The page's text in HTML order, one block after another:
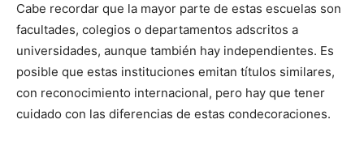
Cabe recordar que la mayor parte de estas escuelas son
facultades, colegios o departamentos adscritos a
universidades, aunque también hay independientes. Es
posible que estas instituciones emitan títulos similares,
con reconocimiento internacional, pero hay que tener
cuidado con las diferencias de estas condecoraciones.